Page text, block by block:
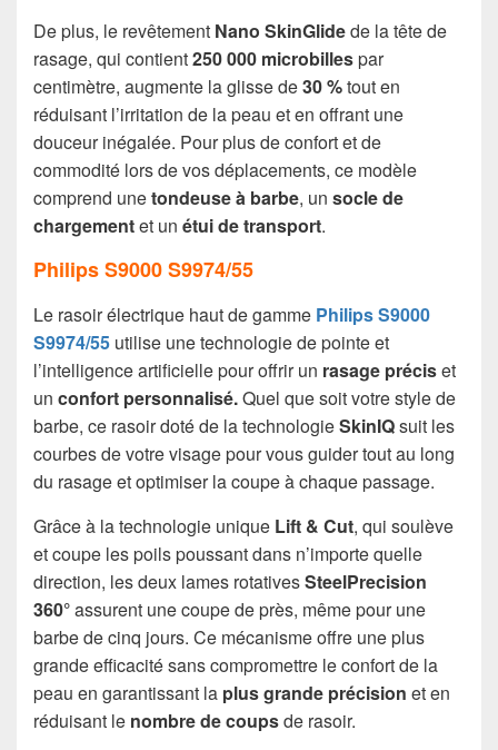
De plus, le revêtement Nano SkinGlidede la tête de
rasage, qui contient250 000 microbillespar
centimètre, augmente la glisse de30 %tout en
réduisant l’irritation de la peau et en offrant une
douceur inégalée. Pour plus de confort et de
commodité lors de vos déplacements, ce modèle
comprend unetondeuse à barbe, un socle de
chargementet un étui de transport.
Philips S9000 S9974/55
Le rasoir électrique haut de gamme Philips S9000
S9974/55 utilise une technologie de pointe et
l’intelligence artificielle pour offrir un rasage préciset
un confort personnalisé.Quel que soit votre style de
barbe, ce rasoir doté de la technologieSkinIQsuit les
courbes de votre visage pour vous guider tout au long
du rasage et optimiser la coupe à chaque passage.
Grâce à la technologie unique Lift & Cut, qui soulève
et coupe les poils poussant dans n’importe quelle
direction, les deux lames rotativesSteelPrecision
360°assurent une coupe de près, même pour une
barbe de cinq jours. Ce mécanisme offre une plus
grande efficacité sans compromettre le confort de la
peau en garantissant la plus grande précision et en
réduisant le nombre de coupsde rasoir.